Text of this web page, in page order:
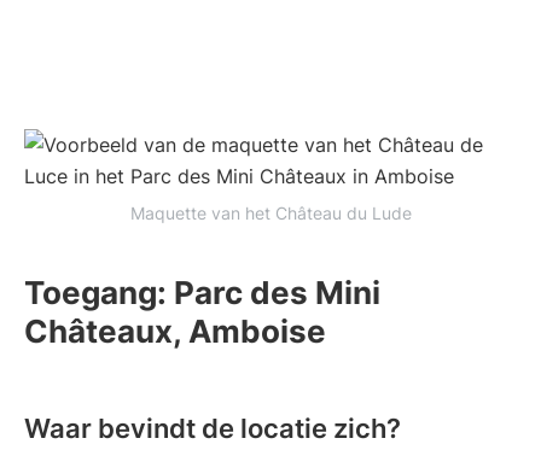
Maquette van het Château du Lude
Toegang: Parc des Mini
Châteaux, Amboise
Waar bevindt de locatie zich?